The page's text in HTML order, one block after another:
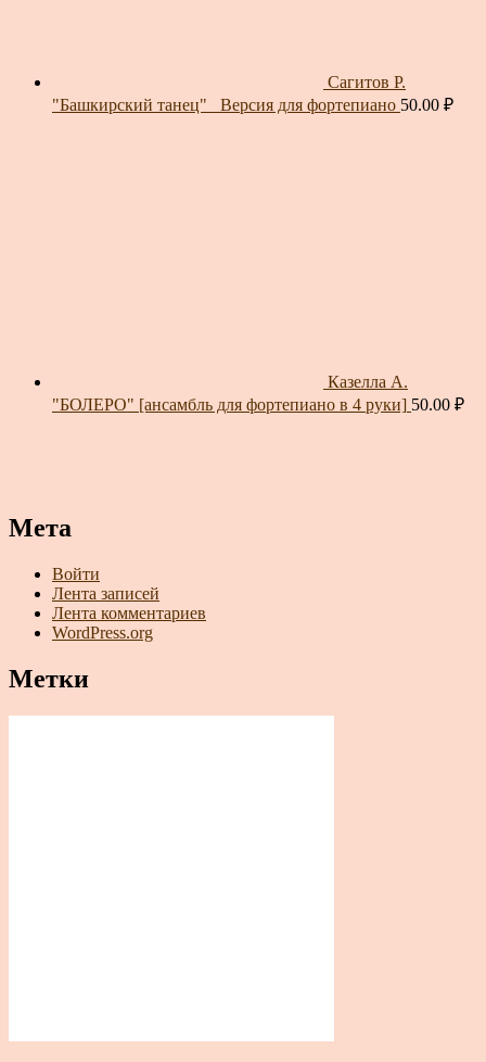
Сагитов Р.
"Башкирский танец"_ Версия для фортепиано 50.00 ₽
Казелла А.
"БОЛЕРО" [ансамбль для фортепиано в 4 руки] 50.00 ₽
Мета
Войти
Лента записей
Лента комментариев
WordPress.org
Метки